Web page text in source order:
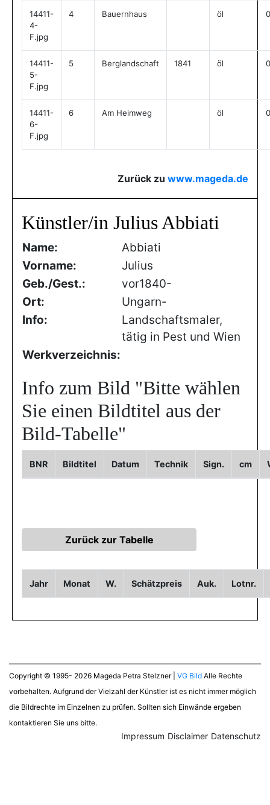
14411-
4-
F.jpg
4 Bauernhaus öl 0
14411-
5-
F.jpg
5 Berglandschaft 1841 öl 0
14411-
6-
F.jpg
6 Am Heimweg öl 0
Zurück zu www.mageda.de
Künstler/in Julius Abbiati
Name:
Abbiati
Vorname:
Julius
Geb./Gest.:
vor1840-
Ort:
Ungarn-
Info:
Landschaftsmaler,
tätig in Pest und Wien
Werkverzeichnis:
Info zum Bild "Bitte wählen
Sie einen Bildtitel aus der
Bild-Tabelle"
BNR Bildtitel Datum Technik Sign. cm
Jahr Monat W. Schätzpreis Auk. Lotnr.
Copyright © 1995- 2026 Mageda Petra Stelzner | VG Bild Alle Rechte
vorbehalten. Aufgrund der Vielzahl der Künstler ist es nicht immer möglich
die Bildrechte im Einzelnen zu prüfen. Sollten sich Einwände ergeben
kontaktieren Sie uns bitte.
Datenschutz
Disclaimer
Impressum